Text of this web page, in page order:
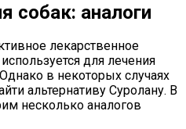
собак: аналоги
лекарственное
для лечения
в некоторых случаях
альтернативу Суролану. В
несколько аналогов